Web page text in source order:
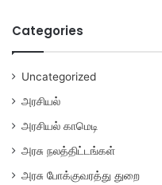
Categories
Uncategorized
அரசியல்
அரசியல் காமெடி
அரசு நலத்திட்டங்கள்
அரசு போக்குவரத்து துறை